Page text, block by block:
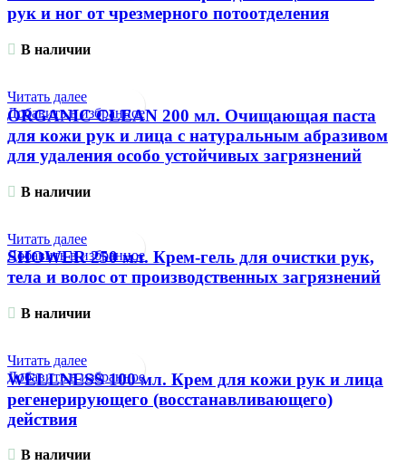
рук и ног от чрезмерного потоотделения
В наличии
Читать далее
Добавить в избранное
ORGANIC CLEAN 200 мл. Очищающая паста
для кожи рук и лица с натуральным абразивом
для удаления особо устойчивых загрязнений
В наличии
Читать далее
Добавить в избранное
SHOWER 250 мл. Крем-гель для очистки рук,
тела и волос от производственных загрязнений
В наличии
Читать далее
Добавить в избранное
WELLNESS 100 мл. Крем для кожи рук и лица
регенерирующего (восстанавливающего)
действия
В наличии